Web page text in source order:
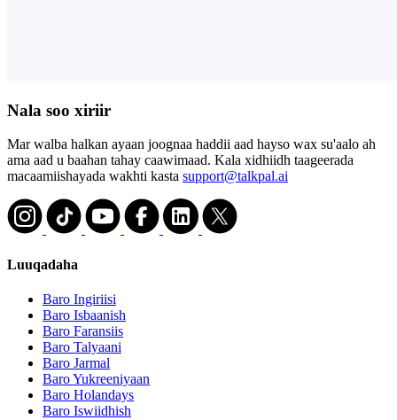
Nala soo xiriir
Mar walba halkan ayaan joognaa haddii aad hayso wax su'aalo ah
ama aad u baahan tahay caawimaad. Kala xidhiidh taageerada
macaamiishayada wakhti kasta support@talkpal.ai
Luuqadaha
Baro Ingiriisi
Baro Isbaanish
Baro Faransiis
Baro Talyaani
Baro Jarmal
Baro Yukreeniyaan
Baro Holandays
Baro Iswiidhish